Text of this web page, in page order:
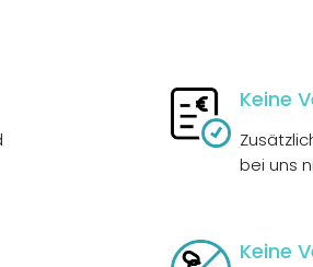
Keine
bei uns
Keine